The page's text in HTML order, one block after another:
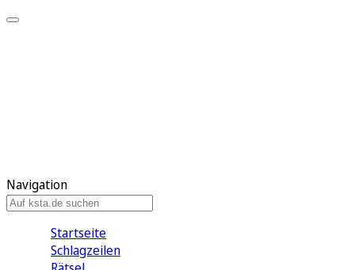
Navigation
Startseite
Schlagzeilen